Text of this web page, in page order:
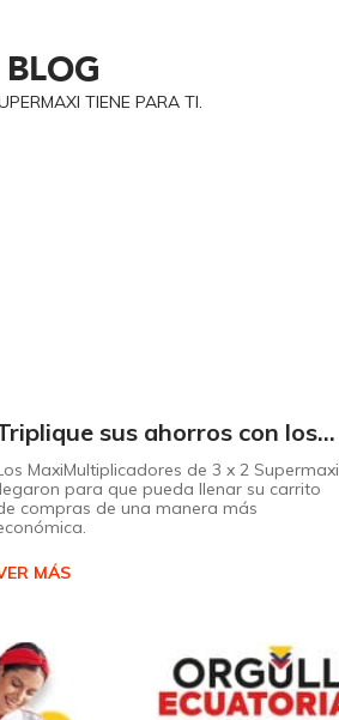
BLOG
TIENE PARA TI.
Triplique sus ahorros con los Maximultiplicadores de Supermaxi
MaxiMultiplicadores de 3 x 2 Supermaxi
para que pueda llenar su carrito
compras de una manera más
MÁS